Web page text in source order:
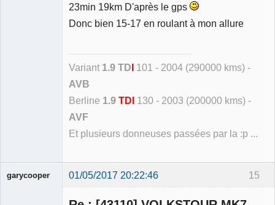
23min 19km D'après le gps
Donc bien 15-17 en roulant à mon allure
Variant 1.9 TD 101 - 2004 (290000 kms) -
AVB
Berline 1.9 TDI 130 - 2003 (200000 kms) -
AVF
Et plusieurs donneuses passées par la :p ...
15
garycooper 01/05/2017 20:22:46